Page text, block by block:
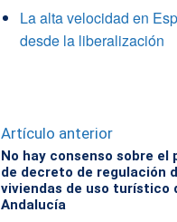
La alta velocidad en
desde la liberalización
Artículo anterior
No hay consenso sobre el
de decreto de regulación
viviendas de uso turístico
Andalucía